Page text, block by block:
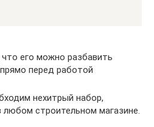
его можно разбавить
перед работой
нехитрый набор,
строительном магазине.